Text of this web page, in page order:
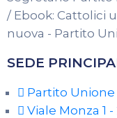
SEDE
Partito Unione
Viale Monza 1